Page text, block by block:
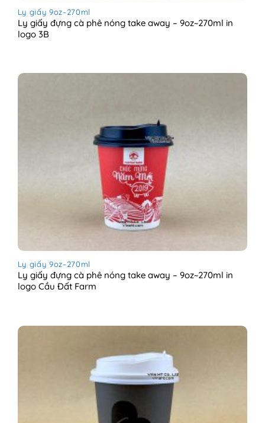
Ly giấy 9oz~270ml
Ly giấy đựng cà phê nóng take away – 9oz~270ml in
logo 3B
Ly giấy 9oz~270ml
Ly giấy đựng cà phê nóng take away – 9oz~270ml in
logo Cầu Đất Farm